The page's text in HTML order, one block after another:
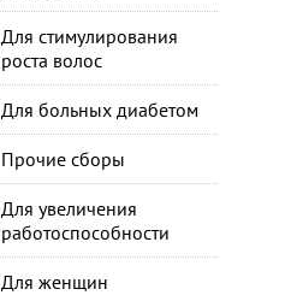
Для стимулирования
роста волос
Для больных диабетом
Прочие сборы
Для увеличения
работоспособности
Для женщин